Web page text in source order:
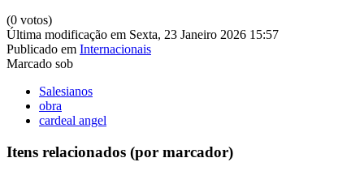
(0 votos)
Última modificação em Sexta, 23 Janeiro 2026 15:57
Publicado em Internacionais
Marcado sob
Salesianos
obra
cardeal angel
Itens relacionados (por marcador)